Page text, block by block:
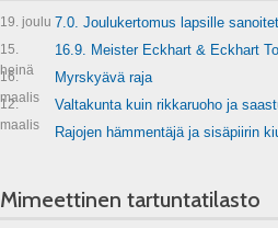
19. joulu 7.0. Joulukertomus lapsille
15.
heinä
16.9. Meister Eckhart & Eckhart
16.
maalis
Myrskyävä raja
12.
maalis
Valtakunta kuin rikkaruoho ja
Rajojen hämmentäjä ja sisäpiirin
Mimeettinen tartuntatilasto